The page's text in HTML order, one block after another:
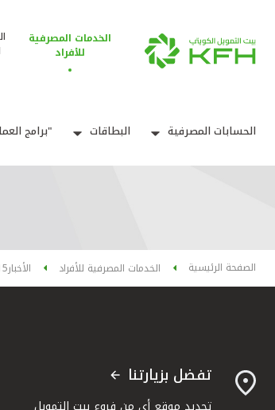
الخدمات المصرفية
للأفراد
الحسابات المصرفية البطاقات "برامج
الصفحة الرئيسية الخدمات المصرفية للأفراد الأخبار
تفضل بزيارتنا